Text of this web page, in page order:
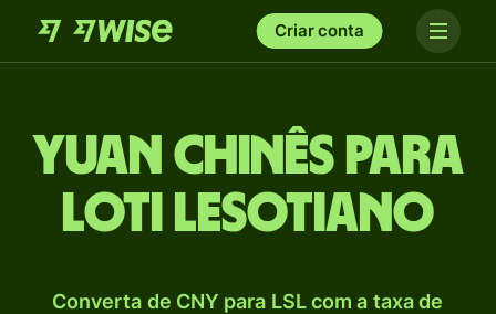
Criar conta
Yuan chinês para
Loti lesotiano
Converta de CNY para LSL com a taxa de